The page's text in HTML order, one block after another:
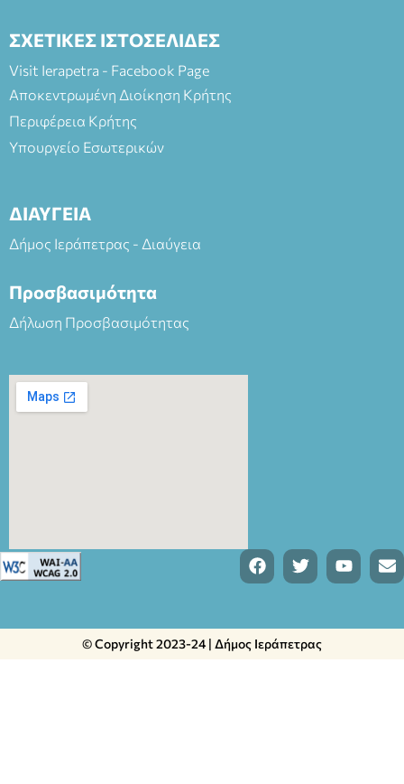
ΣΧΕΤΙΚΕΣ ΙΣΤΟΣΕΛΙΔΕΣ
Visit Ierapetra - Facebook Page
Αποκεντρωμένη Διοίκηση Κρήτης
Περιφέρεια Κρήτης
Υπουργείο Εσωτερικών
ΔΙΑΥΓΕΙΑ
Δήμος Ιεράπετρας - Διαύγεια
Προσβασιμότητα
Δήλωση Προσβασιμότητας
© Copyright 2023-24 | Δήμος Ιεράπετρας